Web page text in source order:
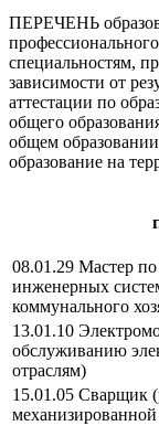
ПЕРЕЧЕНЬ
специальностям,
зависимости от
аттестации по
общего
общем
образование на
08.01.29 Мастер
инженерных
коммунального
13.01.10
обслуживанию
отраслям)
15.01.05 Сварщик